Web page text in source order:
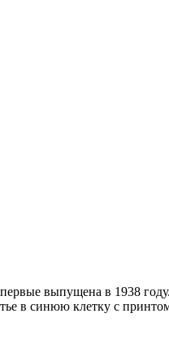
выпущена в 1938
в синюю клетку с